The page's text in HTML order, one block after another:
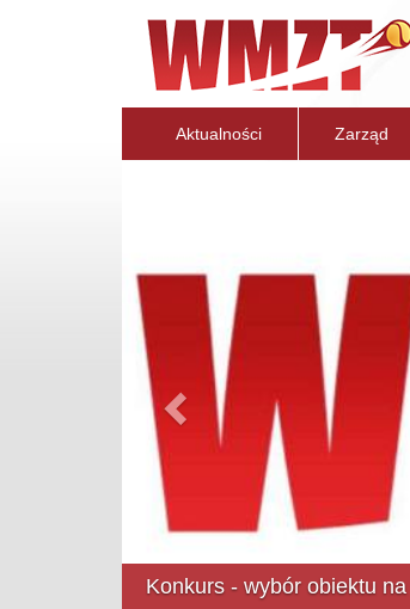
Aktualności Zarząd
Mazowsze Cup na finiszu!